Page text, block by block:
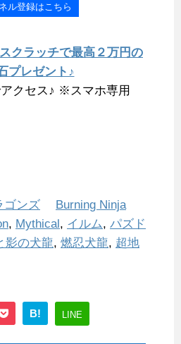
ル登録はこちら
クラッチで最高２万円の
プレゼント♪
クセス♪ ※スマホ専用
ゴンズ
Burning Ninja
, Mythical, イルム, パズド
影の犬龍, 燃忍犬龍, 超地
B! LINE